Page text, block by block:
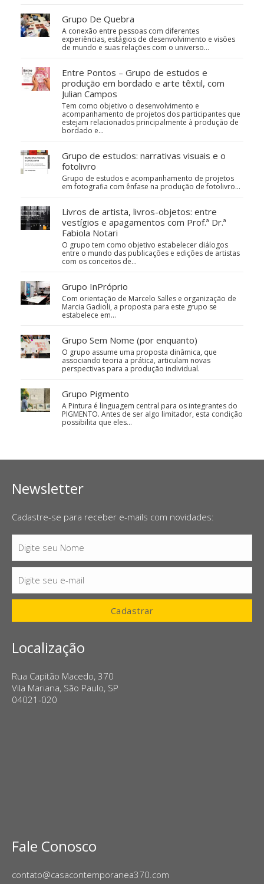
Grupo De Quebra
A conexão entre pessoas com diferentes
experiências, estágios de desenvolvimento e visões
de mundo e suas relações com o universo…
Entre Pontos – Grupo de estudos e
produção em bordado e arte têxtil, com
Julian Campos
Tem como objetivo o desenvolvimento e
acompanhamento de projetos dos participantes que
estejam relacionados principalmente à produção de
bordado e…
Grupo de estudos: narrativas visuais e o
fotolivro
Grupo de estudos e acompanhamento de projetos
em fotografia com ênfase na produção de fotolivro...
Livros de artista, livros-objetos: entre
vestígios e apagamentos com Prof.ª Dr.ª
Fabiola Notari
O grupo tem como objetivo estabelecer diálogos
entre o mundo das publicações e edições de artistas
com os conceitos de…
Grupo InPróprio
Com orientação de Marcelo Salles e organização de
Marcia Gadioli, a proposta para este grupo se
estabelece em…
Grupo Sem Nome (por enquanto)
O grupo assume uma proposta dinâmica, que
associando teoria a prática, articulam novas
perspectivas para a produção individual.
Grupo Pigmento
A Pintura é linguagem central para os integrantes do
PIGMENTO. Antes de ser algo limitador, esta condição
possibilita que eles…
Newsletter
Cadastre-se para receber e-mails com novidades:
Nome
Digite seu Nome
E-
mail
Digite seu e-mail
Cadastrar
Localização
Rua Capitão Macedo, 370
Vila Mariana, São Paulo, SP
04021-020
Fale Conosco
contato@casacontemporanea370.com